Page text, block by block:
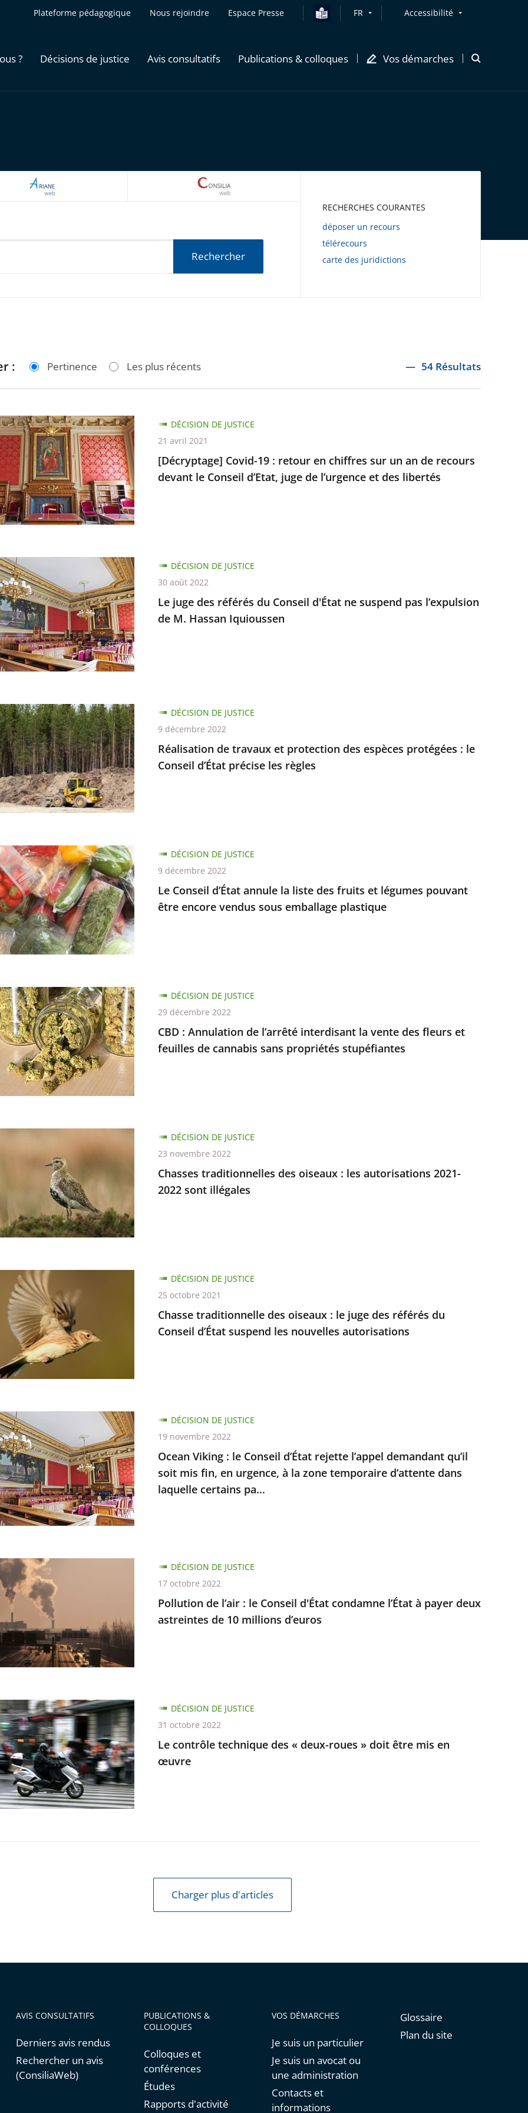
Plateforme pédagogique Nous rejoindre Espace Presse FR Accessibilité
? Décisions de justice Avis consultatifs Publications & colloques Vos démarches
Ouvrir
ARIANEWEB
Rechercher
RECHERCHES COURANTES
déposer un recours
télérecours
carte des juridictions
: Pertinence Les plus récents 54 Résultats
[Décryptage] Covid-19 : retour en chiffres sur un an de recours
devant le Conseil d’Etat, juge de l’urgence et des libertés
DÉCISION DE JUSTICE
21 avril 2021
Le juge des référés du Conseil d'État ne suspend pas l’expulsion
de M. Hassan Iquioussen
DÉCISION DE JUSTICE
30 août 2022
Réalisation de travaux et protection des espèces protégées : le
Conseil d’État précise les règles
DÉCISION DE JUSTICE
9 décembre 2022
Le Conseil d’État annule la liste des fruits et légumes pouvant
être encore vendus sous emballage plastique
DÉCISION DE JUSTICE
9 décembre 2022
CBD : Annulation de l’arrêté interdisant la vente des fleurs et
feuilles de cannabis sans propriétés stupéfiantes
DÉCISION DE JUSTICE
29 décembre 2022
Chasses traditionnelles des oiseaux : les autorisations 2021-
2022 sont illégales
DÉCISION DE JUSTICE
23 novembre 2022
Chasse traditionnelle des oiseaux : le juge des référés du
Conseil d’État suspend les nouvelles autorisations
DÉCISION DE JUSTICE
25 octobre 2021
Ocean Viking : le Conseil d’État rejette l’appel demandant qu’il
soit mis fin, en urgence, à la zone temporaire d’attente dans
laquelle certains pa...
DÉCISION DE JUSTICE
19 novembre 2022
Pollution de l’air : le Conseil d'État condamne l’État à payer deux
astreintes de 10 millions d’euros
DÉCISION DE JUSTICE
17 octobre 2022
Le contrôle technique des « deux-roues » doit être mis en
œuvre
DÉCISION DE JUSTICE
31 octobre 2022
Charger plus d'articles
AVIS CONSULTATIFS
Derniers avis rendus
Rechercher un avis
(ConsiliaWeb)
PUBLICATIONS &
COLLOQUES
Colloques et
conférences
Études
Rapports d'activité
VOS DÉMARCHES
Je suis un particulier
Je suis un avocat ou
une administration
Contacts et
informations
Glossaire
Plan du site